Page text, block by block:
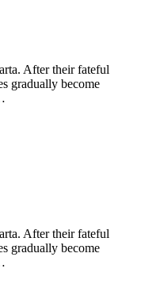
After their fateful
gradually become
After their fateful
gradually become